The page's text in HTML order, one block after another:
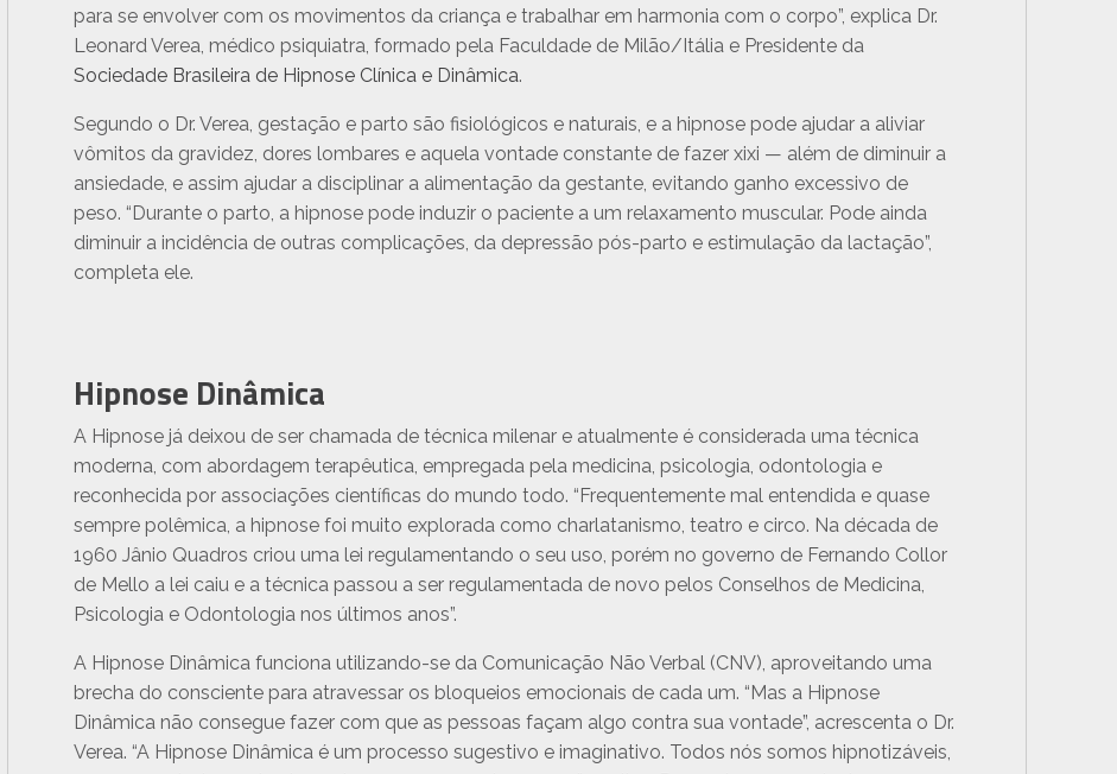
para se envolver com os movimentos da criança e trabalhar em harmonia com o corpo”, explica Dr.
Leonard Verea, médico psiquiatra, formado pela Faculdade de Milão/Itália e Presidente da
Sociedade Brasileira de Hipnose Clínica e Dinâmica.
Segundo o Dr. Verea, gestação e parto são fisiológicos e naturais, e a hipnose pode ajudar a aliviar
vômitos da gravidez, dores lombares e aquela vontade constante de fazer xixi — além de diminuir a
ansiedade, e assim ajudar a disciplinar a alimentação da gestante, evitando ganho excessivo de
peso. “Durante o parto, a hipnose pode induzir o paciente a um relaxamento muscular. Pode ainda
diminuir a incidência de outras complicações, da depressão pós-parto e estimulação da lactação”,
completa ele.
Hipnose Dinâmica
A Hipnose já deixou de ser chamada de técnica milenar e atualmente é considerada uma técnica
moderna, com abordagem terapêutica, empregada pela medicina, psicologia, odontologia e
reconhecida por associações científicas do mundo todo. “Frequentemente mal entendida e quase
sempre polêmica, a hipnose foi muito explorada como charlatanismo, teatro e circo. Na década de
1960 Jânio Quadros criou uma lei regulamentando o seu uso, porém no governo de Fernando Collor
de Mello a lei caiu e a técnica passou a ser regulamentada de novo pelos Conselhos de Medicina,
Psicologia e Odontologia nos últimos anos”.
A Hipnose Dinâmica funciona utilizando-se da Comunicação Não Verbal (CNV), aproveitando uma
brecha do consciente para atravessar os bloqueios emocionais de cada um. “Mas a Hipnose
Dinâmica não consegue fazer com que as pessoas façam algo contra sua vontade”, acrescenta o Dr.
Verea. “A Hipnose Dinâmica é um processo sugestivo e imaginativo. Todos nós somos hipnotizáveis,